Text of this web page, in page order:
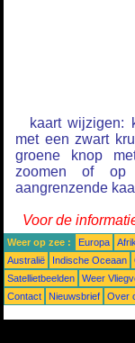
kaart wijzigen:
met een zwart
groene knop
zoomen of
aangrenzende
Voor de
Weer op zee : Europa
Australië
Indische Oceaan
Satellietbeelden
Weer
Contact
Nieuwsbrief Over